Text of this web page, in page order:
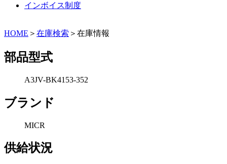
インボイス制度
HOME ＞ 在庫検索 ＞在庫情報
部品型式
A3JV-BK4153-352
ブランド
MICR
供給状況